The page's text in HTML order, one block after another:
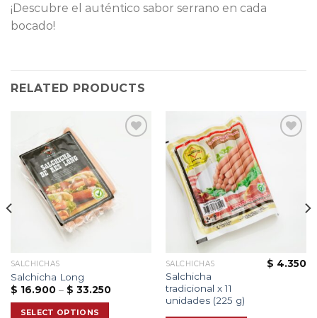
¡Descubre el auténtico sabor serrano en cada
bocado!
RELATED PRODUCTS
SALCHICHAS
Salchicha Long
$ 16.900 – $ 33.250
SELECT OPTIONS
SALCHICHAS
Salchicha
tradicional x 11
unidades (225 g)
$ 4.350